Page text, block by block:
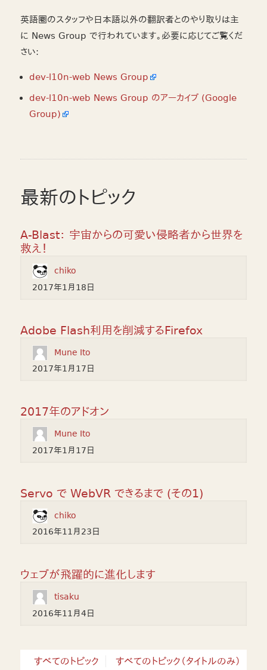
英語圏のスタッフや日本語以外の翻訳者とのやり取りは主
に News Group で行われています。必要に応じてご覧くだ
さい:
dev-l10n-web News Group
dev-l10n-web News Group のアーカイブ (Google
Group)
最新のトピック
A-Blast： 宇宙からの可愛い侵略者から世界を
救え！
chiko
2017年1月18日
Adobe Flash利用を削減するFirefox
Mune Ito
2017年1月17日
2017年のアドオン
Mune Ito
2017年1月17日
Servo で WebVR できるまで (その1)
chiko
2016年11月23日
ウェブが飛躍的に進化します
tisaku
2016年11月4日
すべてのトピック すべてのトピック（タイトルのみ）